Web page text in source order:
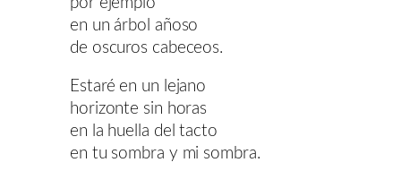
en un árbol añoso
de oscuros cabeceos.
Estaré en un lejano
horizonte sin horas
en la huella del tacto
en tu sombra y mi sombra.